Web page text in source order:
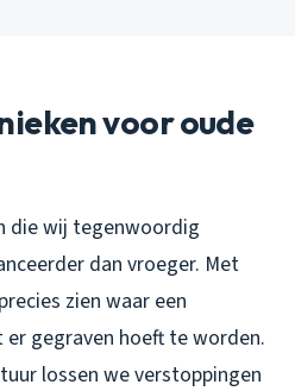
voor oude
die wij tegenwoordig
dan vroeger. Met
zien waar een
gegraven hoeft te worden.
lossen we verstoppingen